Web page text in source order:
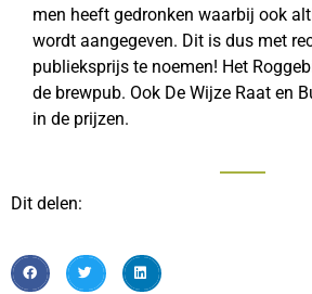
men heeft gedronken waarbij ook
wordt aangegeven. Dit is dus met
publieksprijs te noemen! Het
de brewpub. Ook De Wijze Raat en
in de prijzen.
Dit delen: